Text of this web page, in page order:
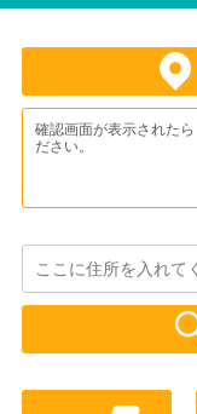
確認画面が表示された
ださい。